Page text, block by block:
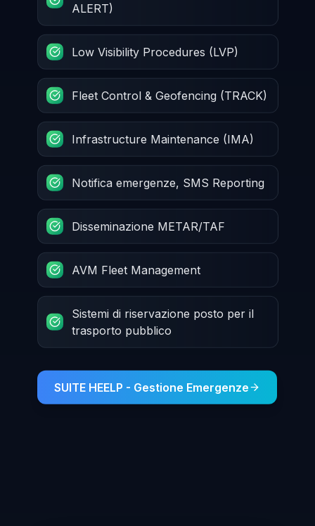
ALERT)
Low Visibility Procedures (LVP)
Fleet Control & Geofencing (TRACK)
Infrastructure Maintenance (IMA)
Notifica emergenze, SMS Reporting
Disseminazione METAR/TAF
AVM Fleet Management
Sistemi di riservazione posto per il
trasporto pubblico
SUITE HEELP - Gestione Emergenze